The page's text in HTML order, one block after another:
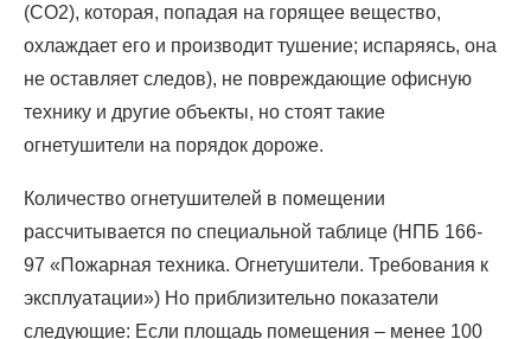
(СО2), которая, попадая на горящее вещество,
охлаждает его и производит тушение; испаряясь, она
не оставляет следов), не повреждающие офисную
технику и другие объекты, но стоят такие
огнетушители на порядок дороже.
Количество огнетушителей в помещении
рассчитывается по специальной таблице (НПБ 166-
97 «Пожарная техника. Огнетушители. Требования к
эксплуатации») Но приблизительно показатели
следующие: Если площадь помещения – менее 100